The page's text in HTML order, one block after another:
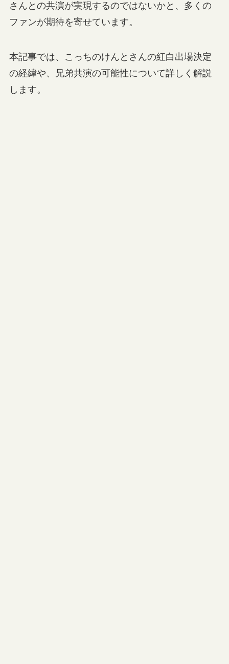
さんとの共演が実現するのではないかと、多くの
ファンが期待を寄せています。
本記事では、こっちのけんとさんの紅白出場決定
の経緯や、兄弟共演の可能性について詳しく解説
します。